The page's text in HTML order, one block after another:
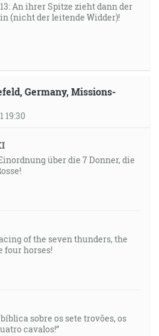
An ihrer Spitze zieht dann der
(nicht der leitende Widder)!
Germany, Missions-
19:30
über die 7 Donner, die
of the seven thunders, the
four horses!
sobre os sete trovões, os
cavalos!”